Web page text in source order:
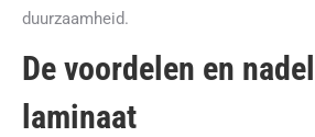
duurzaamheid.
De voordelen en
laminaat